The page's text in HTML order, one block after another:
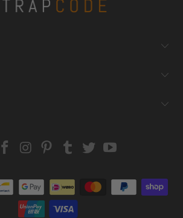
EmailStrapcode
Facebook
Strapcode
Instagram
Strapcode
Pinterest
Strapcode
Tumblr
Strapcode
TwitterYouTube